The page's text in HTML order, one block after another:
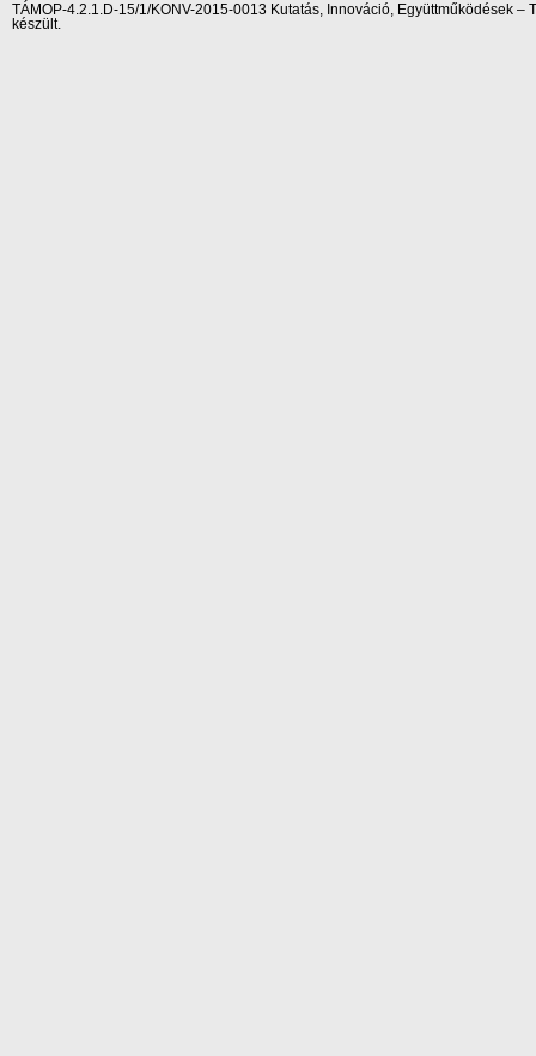
TÁMOP-4.2.1.D-15/1/KONV-2015-0013 Kutatás, Innováció, Együttműködések
készült.